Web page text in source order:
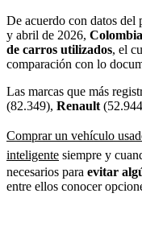
De acuerdo con datos del
y abril de 2026,
de carros utilizados, el
comparación con lo
Las marcas que más
(82.349), Renault
Comprar un vehículo
inteligente siempre y
necesarios para evitar
entre ellos conocer